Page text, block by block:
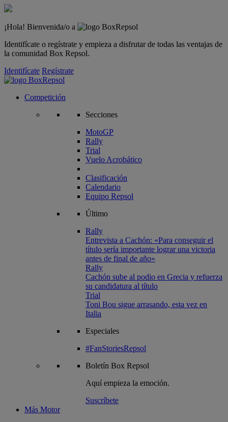
¡Hola! Bienvenida/o a
Identifícate o regístrate y empieza a disfrutar de todas las ventajas de
la comunidad Box Repsol.
Identifícate Regístrate
Competición
Secciones
MotoGP
Rally
Trial
Vuelo Acrobático
Clasificación
Calendario
Equipo Repsol
Último
Rally
Entrevista a Cachón: «Para conseguir el
título sería importante lograr una victoria
antes de final de año»
Rally
Cachón sube al podio en Grecia y refuerza
su candidatura al título
Trial
Toni Bou sigue arrasando, esta vez en
Italia
Especiales
#FanStoriesRepsol
Boletín Box Repsol
Aquí empieza la emoción.
Suscríbete
Más Motor